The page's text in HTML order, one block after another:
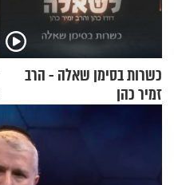
כשרות בסימן שאלה - הרב
זמיר כהן